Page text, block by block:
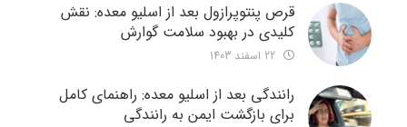
قرص پنتوپرازول بعد از اسلیو معده: نقش
کلیدی در بهبود سلامت گوارش
رانندگی بعد از اسلیو معده: راهنمای کامل
برای بازگشت ایمن به رانندگی